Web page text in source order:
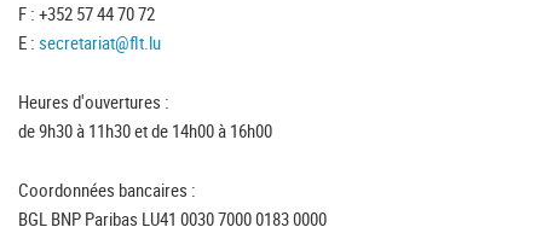
F : +352 57 44 70 72
E : secretariat@flt.lu
Heures d'ouvertures :
de 9h30 à 11h30 et de 14h00 à 16h00
Coordonnées bancaires :
BGL BNP Paribas LU41 0030 7000 0183 0000